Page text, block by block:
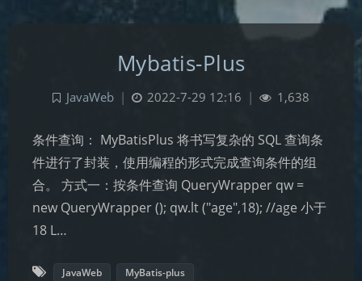
Mybatis-Plus
JavaWeb | 2022-7-29 12:16 | 1,638
条件查询： MyBatisPlus 将书写复杂的 SQL 查询条
件进行了封装，使用编程的形式完成查询条件的组
合。 方式一：按条件查询 QueryWrapper qw =
new QueryWrapper (); qw.lt ("age",18); //age 小于
18 L…
JavaWeb MyBatis-plus